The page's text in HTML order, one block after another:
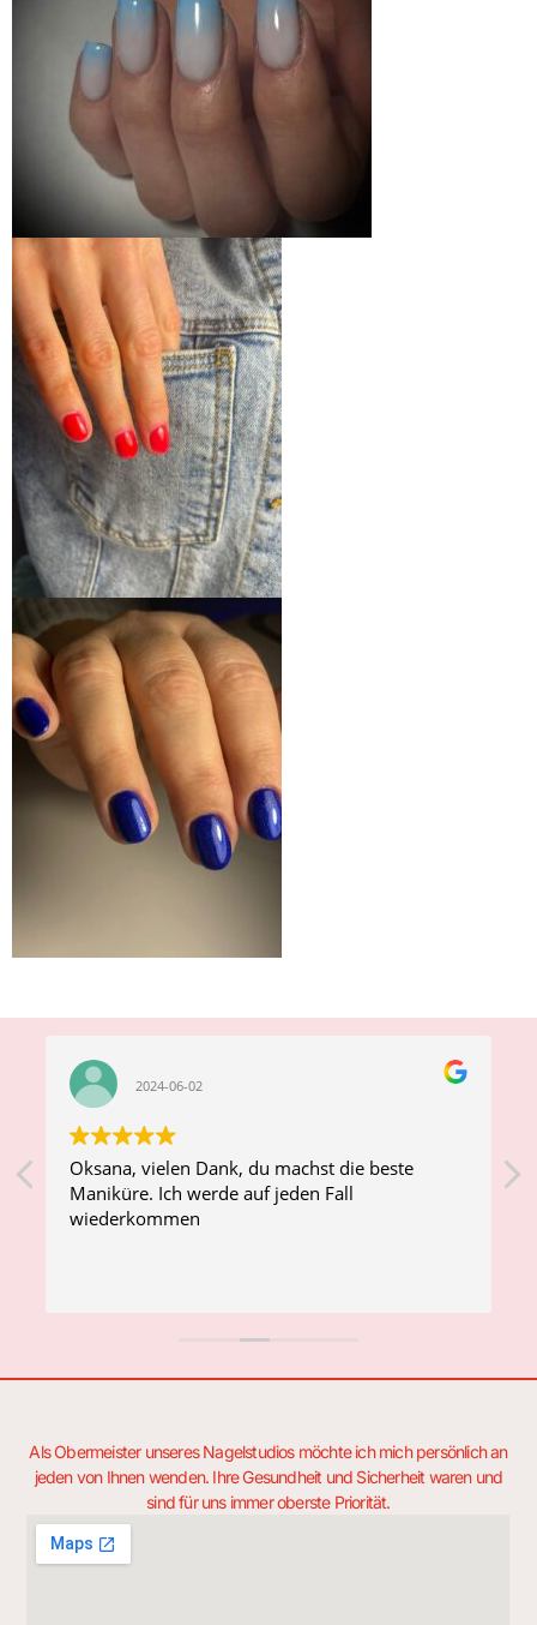
2024-06-02
Oksana, vielen Dank, du machst die beste
Maniküre. Ich werde auf jeden Fall
wiederkommen
Als Obermeister unseres Nagelstudios möchte ich mich persönlich an
jeden von Ihnen wenden. Ihre Gesundheit und Sicherheit waren und
sind für uns immer oberste Priorität.